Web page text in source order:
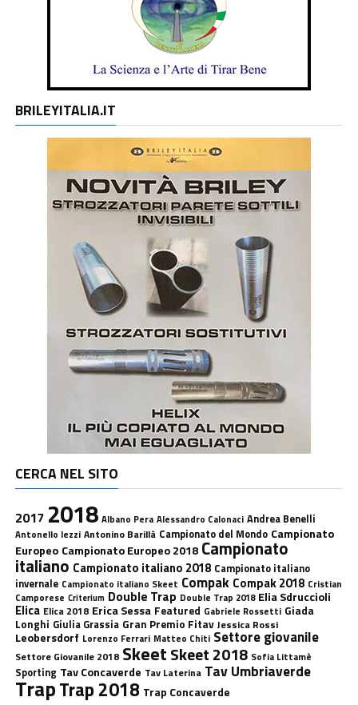
BRILEYITALIA.IT
CERCA NEL SITO
2017 2018 Albano Pera Alessandro Calonaci Andrea Benelli
Antonello Iezzi Antonino Barillà Campionato del Mondo Campionato
Europeo Campionato Europeo 2018 Campionato
italiano Campionato italiano 2018 Campionato italiano
invernale Campionato italiano Skeet Compak Compak 2018 Cristian
Camporese Criterium Double Trap Double Trap 2018 Elia Sdruccioli
Elica Elica 2018 Erica Sessa Featured Gabriele Rossetti Giada
Longhi Giulia Grassia Gran Premio Fitav Jessica Rossi
Leobersdorf Lorenzo Ferrari Matteo Chiti Settore giovanile
Settore Giovanile 2018 SkeetSkeet 2018 Sofia Littamè
Sporting Tav Concaverde Tav Laterina Tav Umbriaverde
TrapTrap 2018 Trap Concaverde